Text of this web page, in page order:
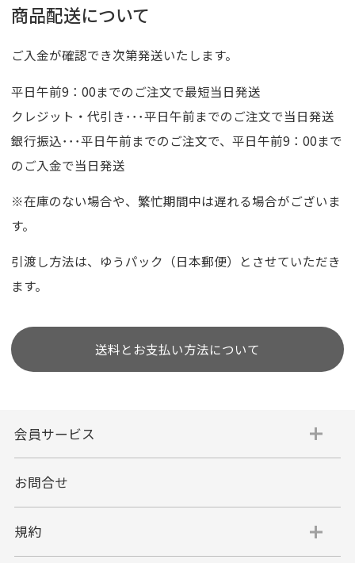
商品配送について
ご入金が確認でき次第発送いたします。
平日午前9：00までのご注文で最短当日発送
クレジット・代引き･･･平日午前までのご注文で当日発送
銀行振込･･･平日午前までのご注文で、平日午前9：00まで
のご入金で当日発送
※在庫のない場合や、繁忙期間中は遅れる場合がございま
す。
引渡し方法は、ゆうパック（日本郵便）とさせていただき
ます。
送料とお支払い方法について
会員サービス
お問合せ
規約